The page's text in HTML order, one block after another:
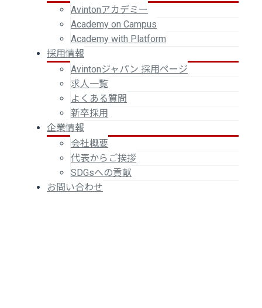
Avintonアカデミー
Academy on Campus
Academy with Platform
採用情報
Avintonジャパン 採用ページ
求人一覧
よくある質問
新卒採用
企業情報
会社概要
代表からご挨拶
SDGsへの貢献
お問い合わせ